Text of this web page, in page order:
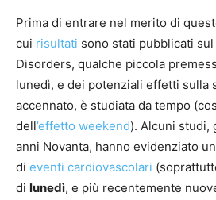
Prima di entrare nel merito di
cui risultati sono stati pubblicati
Disorders, qualche piccola
lunedì, e dei potenziali effetti sulla
accennato, è studiata da tempo
dell’effetto weekend). Alcuni studi,
anni Novanta, hanno evidenziato
di eventi cardiovascolari
di lunedì, e più recentemente